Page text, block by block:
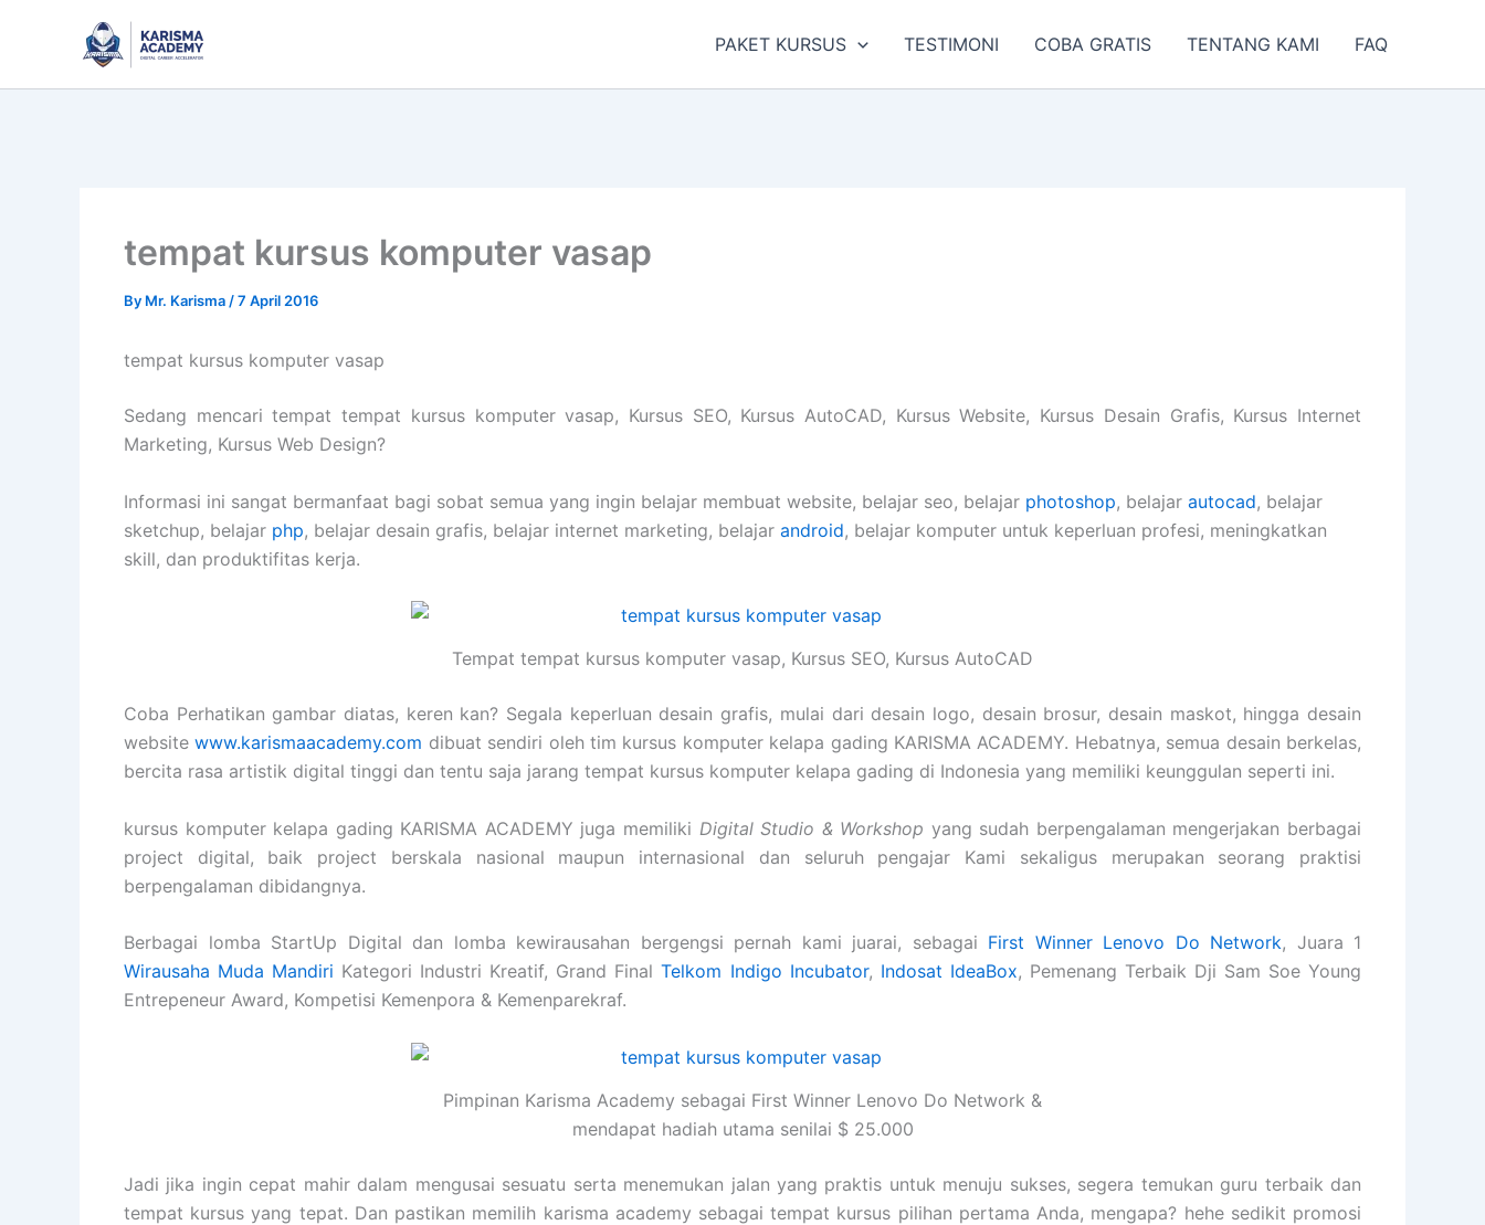
PAKET KURSUS TESTIMONI COBA GRATIS TENTANG KAMI FAQ
tempat kursus komputer vasap
By Mr. Karisma /7 April 2016
tempat kursus komputer vasap
Sedang mencari tempat tempat kursus komputer vasap, Kursus SEO, Kursus AutoCAD, Kursus Website, Kursus Desain Grafis, Kursus Internet
Marketing, Kursus Web Design?
Informasi ini sangat bermanfaat bagi sobat semua yang ingin belajar membuat website, belajar seo, belajar photoshop, belajar autocad, belajar
sketchup, belajar php, belajar desain grafis, belajar internet marketing, belajar android, belajar komputer untuk keperluan profesi, meningkatkan
skill, dan produktifitas kerja.
Tempat tempat kursus komputer vasap, Kursus SEO, Kursus AutoCAD
Coba Perhatikan gambar diatas, keren kan? Segala keperluan desain grafis, mulai dari desain logo, desain brosur, desain maskot, hingga desain
websitewww.karismaacademy.com dibuat sendiri oleh tim kursus komputer kelapa gading KARISMA ACADEMY. Hebatnya, semua desain berkelas,
bercita rasa artistik digital tinggi dan tentu saja jarang tempat kursus komputer kelapa gading di Indonesia yang memiliki keunggulan seperti ini.
kursus komputer kelapa gading KARISMA ACADEMY juga memiliki Digital Studio & Workshop yang sudah berpengalaman mengerjakan berbagai
project digital, baik project berskala nasional maupun internasional dan seluruh pengajar Kami sekaligus merupakan seorang praktisi
berpengalaman dibidangnya.
Berbagai lomba StartUp Digital dan lomba kewirausahan bergengsi pernah kami juarai, sebagai First Winner Lenovo Do Network, Juara 1
Wirausaha Muda Mandiri Kategori Industri Kreatif, Grand FinalTelkom Indigo Incubator, Indosat IdeaBox, Pemenang Terbaik Dji Sam Soe Young
Entrepeneur Award, Kompetisi Kemenpora & Kemenparekraf.
Pimpinan Karisma Academy sebagai First Winner Lenovo Do Network &
mendapat hadiah utama senilai $ 25.000
Jadi jika ingin cepat mahir dalam mengusai sesuatu serta menemukan jalan yang praktis untuk menuju sukses, segera temukan guru terbaik dan
tempat kursus yang tepat. Dan pastikan memilih karisma academy sebagai tempat kursus pilihan pertama Anda, mengapa? hehe sedikit promosi